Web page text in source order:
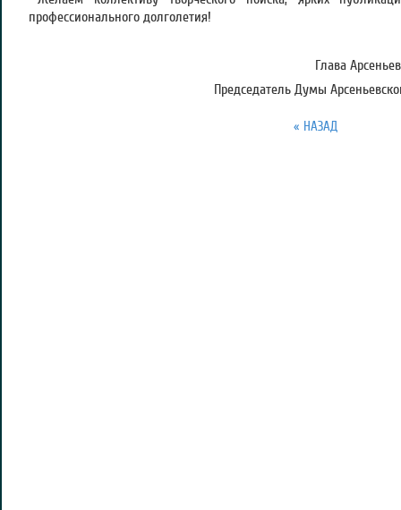
профессионального долголетия!
Глава
Председатель Думы
« НАЗАД